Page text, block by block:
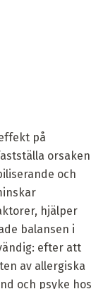
på
orsaken
och
hjälper
balansen i
efter att
av allergiska
och psyke hos